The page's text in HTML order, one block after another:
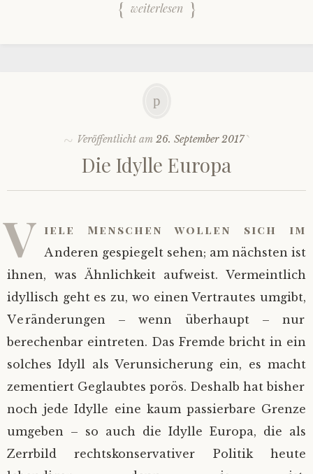
weiterlesen
Veröffentlicht am26. September 2017
Die Idylle Europa
V iele Menschen wollen sich im
Anderen gespiegelt sehen; am nächsten ist
ihnen, was Ähnlichkeit aufweist. Vermeintlich
idyllisch geht es zu, wo einen Vertrautes umgibt,
Veränderungen – wenn überhaupt – nur
berechenbar eintreten. Das Fremde bricht in ein
solches Idyll als Verunsicherung ein, es macht
zementiert Geglaubtes porös. Deshalb hat bisher
noch jede Idylle eine kaum passierbare Grenze
umgeben – so auch die Idylle Europa, die als
Zerrbild rechtskonservativer Politik heute